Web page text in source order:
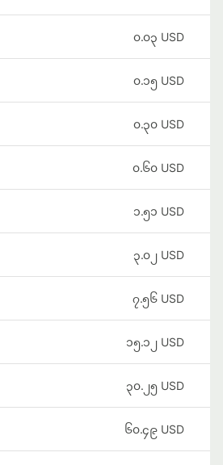
၀.၀၃ USD
၀.၁၅ USD
၀.၃၀ USD
၀.၆၀ USD
၁.၅၁ USD
၃.၀၂ USD
၇.၅၆ USD
၁၅.၁၂ USD
၃၀.၂၅ USD
၆၀.၄၉ USD